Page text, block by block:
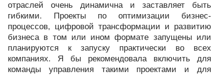
отраслей очень динамична и заставляет быть
гибкими. Проекты по оптимизации бизнес-
процессов, цифровой трансформации и развитию
бизнеса в том или ином формате запущены или
планируются к запуску практически во всех
компаниях. Я бы рекомендовала включить для
команды управления такими проектами и для